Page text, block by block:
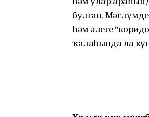
булған.
һәм әлеге
ҡалаһында ла